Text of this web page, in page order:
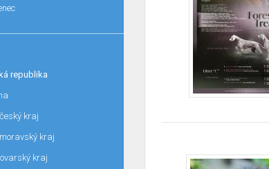
republika
kraj
kraj
kraj